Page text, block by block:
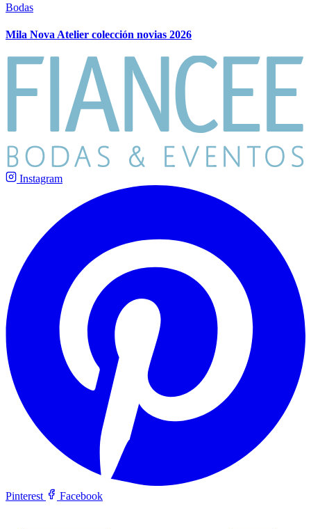
Bodas
Mila Nova Atelier colección novias 2026
Instagram
Pinterest Facebook